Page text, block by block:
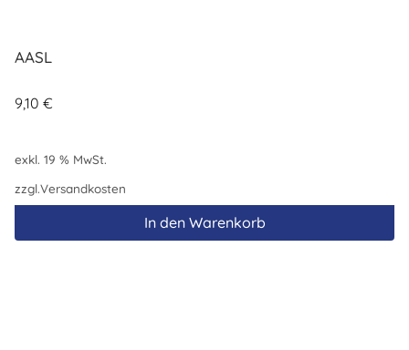
AASL
9,10 €
exkl. 19 % MwSt.
zzgl.Versandkosten
In den Warenkorb